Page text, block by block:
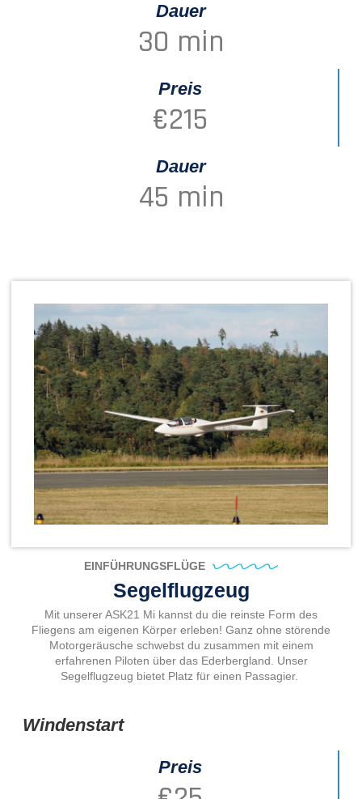
Dauer
30 min
Preis
€215
Dauer
45 min
EINFÜHRUNGSFLÜGE
Segelflugzeug
Mit unserer ASK21 Mi kannst du die reinste Form des
Fliegens am eigenen Körper erleben! Ganz ohne störende
Motorgeräusche schwebst du zusammen mit einem
erfahrenen Piloten über das Ederbergland. Unser
Segelflugzeug bietet Platz für einen Passagier.
Windenstart
Preis